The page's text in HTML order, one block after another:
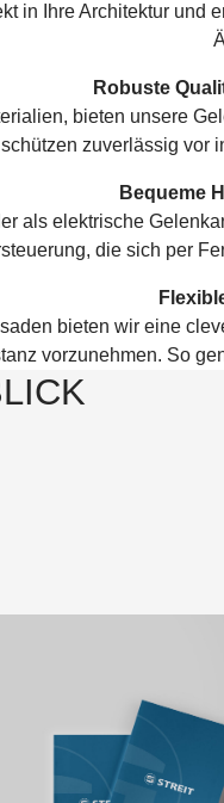
in Ihre Architektur
Robuste
bieten unsere
zuverlässig
Bequeme
als elektrische
die sich per
bieten wir eine
vorzunehmen. So